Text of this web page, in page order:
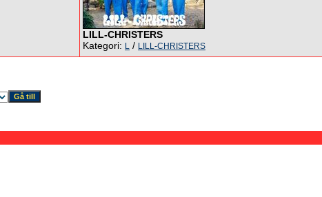
LILL-CHRISTERS
Kategori: L / LILL-CHRISTERS